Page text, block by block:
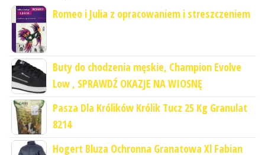
Romeo i Julia z opracowaniem i streszczeniem
Buty do chodzenia męskie, Champion Evolve
Low , SPRAWDŹ OKAZJE NA WIOSNĘ
Pasza Dla Królików Królik Tucz 25 Kg Granulat
8214
Hogert Bluza Ochronna Granatowa Xl Fabian